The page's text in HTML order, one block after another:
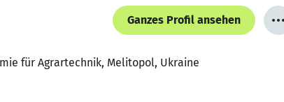
Ganzes Profil ansehen
für Agrartechnik, Melitopol, Ukraine